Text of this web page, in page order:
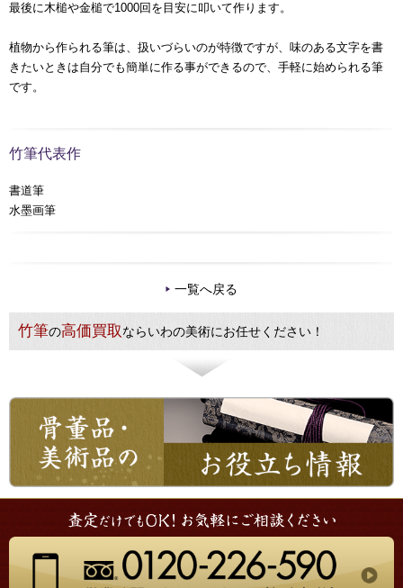
最後に木槌や金槌で1000回を目安に叩いて作ります。
植物から作られる筆は、扱いづらいのが特徴ですが、味のある文字を書
きたいときは自分でも簡単に作る事ができるので、手軽に始められる筆
です。
竹筆代表作
書道筆
水墨画筆
一覧へ戻る
竹筆の高価買取ならいわの美術にお任せください！